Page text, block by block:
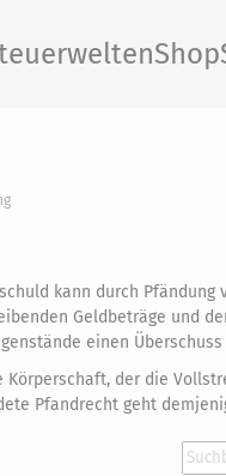
Shop
kann durch
Geldbeträge und
einen
der die
Pfandrecht geht